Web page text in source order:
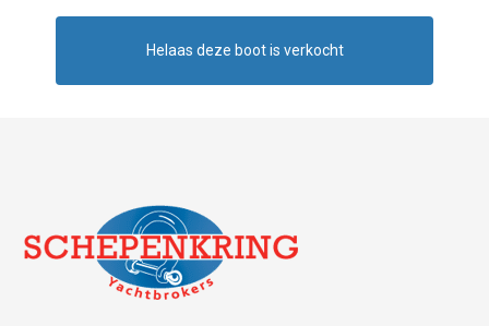
Helaas deze boot is verkocht